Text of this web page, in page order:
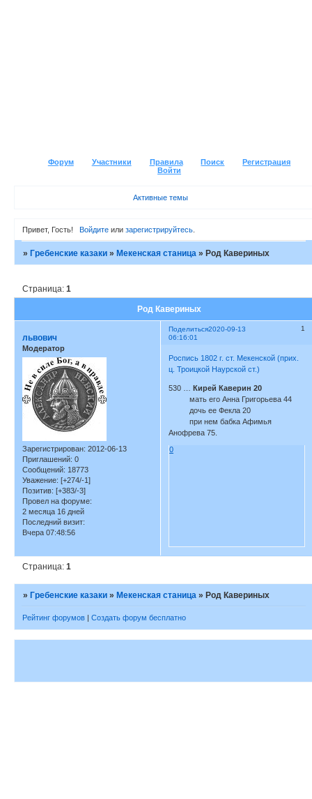
Форум Участники Правила Поиск
Регистрация
Войти
Активные темы
Привет, Гость! Войдитеили зарегистрируйтесь.
»Гребенские казаки »Мекенская станица »Род Кавериных
Род Кавериных
Страница:1
Поделиться 1
2020-09-13
06:16:01
львович
Модератор
Зарегистрирован: 2012-06-13
Приглашений: 0
Сообщений: 18773
Уважение: [+274/-1]
Позитив: [+383/-3]
Провел на форуме:
2 месяца 16 дней
Последний визит:
Вчера 07:48:56
Роспись 1802 г. ст. Мекенской (прих.
ц. Троицкой Наурской ст.)
530 …Кирей Каверин 20
мать его Анна Григорьева 44
дочь ее Фекла 20
при нем бабка Афимья
Анофрева 75.
0
Страница:1
» Гребенские казаки » Мекенская станица » Род Кавериных
Рейтинг форумов | Создать форум бесплатно